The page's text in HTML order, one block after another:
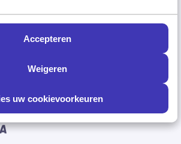
Accepteren
Weigeren
uw cookievoorkeuren
€40,-
artikelen